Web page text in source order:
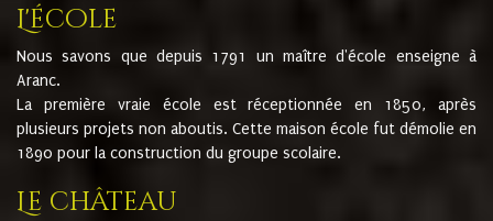
L'école
Nous savons que depuis 1791 un maître d'école enseigne à
Aranc.
La première vraie école est réceptionnée en 1850, après
plusieurs projets non aboutis. Cette maison école fut démolie en
1890 pour la construction du groupe scolaire.
Le château